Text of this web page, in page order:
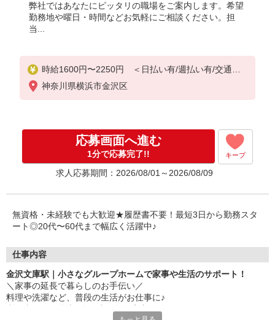
弊社ではあなたにピッタリの職場をご案内します。希望
勤務地や曜日・時間などお気軽にご相談ください。担
当...
時給1600円〜2250円 ＜日払い有/週払い有/交通費
全支給(ガソリン代含む)＞
神奈川県横浜市金沢区
応募画面へ進む
1分で応募完了!! キープ
求人応募期間：2026/08/01～2026/08/09
無資格・未経験でも大歓迎★履歴書不要！最短3日から勤務スタ
ート◎20代〜60代まで幅広く活躍中♪
仕事内容
金沢文庫駅｜小さなグループホームで家事や生活のサポート！
＼家事の延長で暮らしのお手伝い／
料理や洗濯など、普段の生活がお仕事に♪